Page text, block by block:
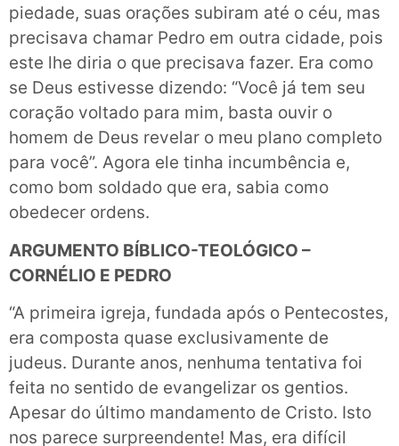
piedade, suas orações subiram até o céu, mas
precisava chamar Pedro em outra cidade, pois
este lhe diria o que precisava fazer. Era como
se Deus estivesse dizendo: “Você já tem seu
coração voltado para mim, basta ouvir o
homem de Deus revelar o meu plano completo
para você”. Agora ele tinha incumbência e,
como bom soldado que era, sabia como
obedecer ordens.
ARGUMENTO BÍBLICO-TEOLÓGICO –
CORNÉLIO E PEDRO
“A primeira igreja, fundada após o Pentecostes,
era composta quase exclusivamente de
judeus. Durante anos, nenhuma tentativa foi
feita no sentido de evangelizar os gentios.
Apesar do último mandamento de Cristo. Isto
nos parece surpreendente! Mas, era difícil